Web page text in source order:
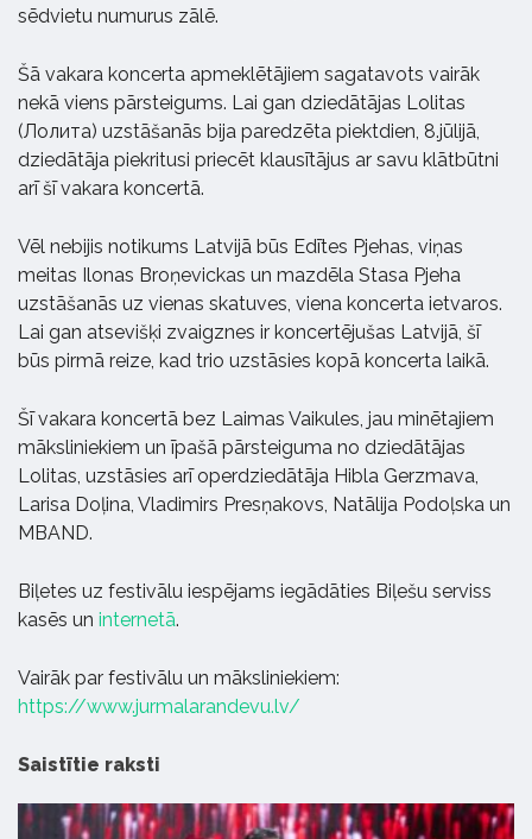
sēdvietu numurus zālē.
Šā vakara koncerta apmeklētājiem sagatavots vairāk
nekā viens pārsteigums. Lai gan dziedātājas Lolitas
(Лолита) uzstāšanās bija paredzēta piektdien, 8.jūlijā,
dziedātāja piekritusi priecēt klausītājus ar savu klātbūtni
arī šī vakara koncertā.
Vēl nebijis notikums Latvijā būs Edītes Pjehas, viņas
meitas Ilonas Broņevickas un mazdēla Stasa Pjeha
uzstāšanās uz vienas skatuves, viena koncerta ietvaros.
Lai gan atsevišķi zvaigznes ir koncertējušas Latvijā, šī
būs pirmā reize, kad trio uzstāsies kopā koncerta laikā.
Šī vakara koncertā bez Laimas Vaikules, jau minētajiem
māksliniekiem un īpašā pārsteiguma no dziedātājas
Lolitas, uzstāsies arī operdziedātāja Hibla Gerzmava,
Larisa Doļina, Vladimirs Presņakovs, Natālija Podoļska un
MBAND.
Biļetes uz festivālu iespējams iegādāties Biļešu serviss
kasēs un internetā.
Vairāk par festivālu un māksliniekiem:
https://www.jurmalarandevu.lv/
Saistītie raksti